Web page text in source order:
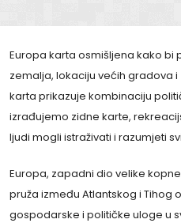
Europa karta osmišljena kako bi
zemalja, lokaciju većih gradova
karta prikazuje kombinaciju
izrađujemo zidne karte,
ljudi mogli istraživati i razumjeti
Europa, zapadni dio velike
pruža između Atlantskog i Tihog
gospodarske i političke uloge u